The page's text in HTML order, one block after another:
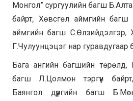
Монгол” сургуулийн багш
байрт, Хөвсгөл аймгийн
аймгийн багш
Г.Чулуунцэцэг нар гуравдугаар
Бага ангийн багшийн төрөлд,
багш Л.Цолмон тэргүүн
Баянгол дүүргийн багш